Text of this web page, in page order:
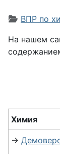
Информация
ВПР по
На нашем
Химия
→